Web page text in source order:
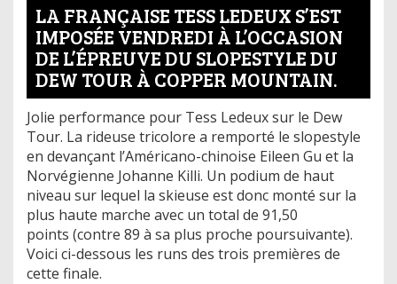
LA FRANÇAISE TESS LEDEUX S’EST
IMPOSÉE VENDREDI À L’OCCASION
DE L’ÉPREUVE DU SLOPESTYLE DU
DEW TOUR À COPPER MOUNTAIN.
Jolie performance pour Tess Ledeux sur le Dew
Tour. La rideuse tricolore a remporté le slopestyle
en devançant l’Américano-chinoise Eileen Gu et la
Norvégienne Johanne Killi. Un podium de haut
niveau sur lequel la skieuse est donc monté sur la
plus haute marche avec un total de 91,50
points (contre 89 à sa plus proche poursuivante).
Voici ci-dessous les runs des trois premières de
cette finale.